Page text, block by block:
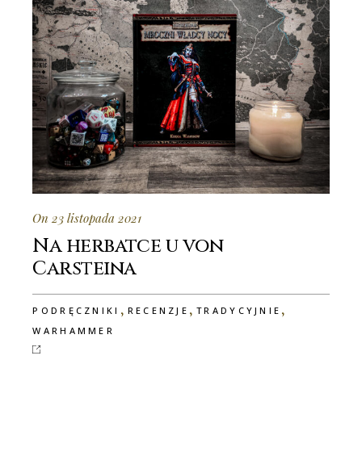
On 23 listopada 2021
Na herbatce u von
Carsteina
PODRĘCZNIKI , RECENZJE ,TRADYCYJNIE ,
WARHAMMER